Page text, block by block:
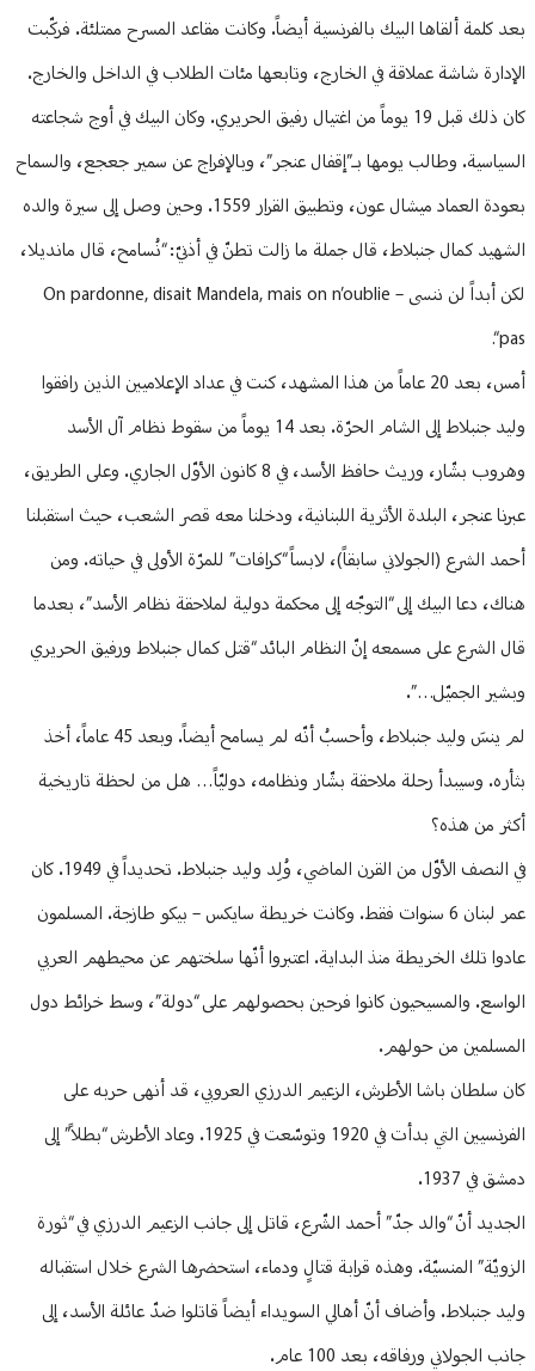
بعد كلمة ألقاها البيك بالفرنسية أيضاً. وكانت مقاعد المسرح ممتلئة. فركّبت
الإدارة شاشة عملاقة في الخارج، وتابعها مئات الطلاب في الداخل والخارج.
كان ذلك قبل 19 يوماً من اغتيال رفيق الحريري. وكان البيك في أوج شجاعته
السياسية. وطالب يومها بـ”إقفال عنجر”، وبالإفراج عن سمير جعجع، والسماح
بعودة العماد ميشال عون، وتطبيق القرار 1559. وحين وصل إلى سيرة والده
الشهيد كمال جنبلاط، قال جملة ما زالت تطنّ في أذنيّ: “نُسامح، قال مانديلا،
لكن أبداً لن ننسى – On pardonne, disait Mandela, mais on n’oublie
pas“.
أمس، بعد 20 عاماً من هذا المشهد، كنت في عداد الإعلاميين الذين رافقوا
وليد جنبلاط إلى الشام الحرّة. بعد 14 يوماً من سقوط نظام آل الأسد
وهروب بشّار، وريث حافظ الأسد، في 8 كانون الأوّل الجاري. وعلى الطريق،
عبرنا عنجر، البلدة الأثرية اللبنانية، ودخلنا معه قصر الشعب، حيث استقبلنا
أحمد الشرع (الجولاني سابقاً)، لابساً “كرافات” للمرّة الأولى في حياته. ومن
هناك، دعا البيك إلى “التوجّه إلى محكمة دولية لملاحقة نظام الأسد”، بعدما
قال الشرع على مسمعه إنّ النظام البائد “قتل كمال جنبلاط ورفيق الحريري
وبشير الجميّل…”.
لم ينسَ وليد جنبلاط، وأحسبُ أنّه لم يسامح أيضاً. وبعد 45 عاماً، أخذ
بثأره. وسيبدأ رحلة ملاحقة بشّار ونظامه، دوليّاً… هل من لحظة تاريخية
أكثر من هذه؟
في النصف الأوّل من القرن الماضي، وُلِد وليد جنبلاط. تحديداً في 1949. كان
عمر لبنان 6 سنوات فقط. وكانت خريطة سايكس – بيكو طازجة. المسلمون
عادوا تلك الخريطة منذ البداية. اعتبروا أنّها سلختهم عن محيطهم العربي
الواسع. والمسيحيون كانوا فرحين بحصولهم على “دولة”، وسط خرائط دول
المسلمين من حولهم.
كان سلطان باشا الأطرش، الزعيم الدرزي العروبي، قد أنهى حربه على
الفرنسيين التي بدأت في 1920 وتوسّعت في 1925. وعاد الأطرش “بطلاً” إلى
دمشق في 1937.
الجديد أنّ “والد جدّ” أحمد الشّرع، قاتل إلى جانب الزعيم الدرزي في “ثورة
الزويّة” المنسيّة. وهذه قرابة قتالٍ ودماء، استحضرها الشرع خلال استقباله
وليد جنبلاط. وأضاف أنّ أهالي السويداء أيضاً قاتلوا ضدّ عائلة الأسد، إلى
جانب الجولاني ورفاقه، بعد 100 عام.